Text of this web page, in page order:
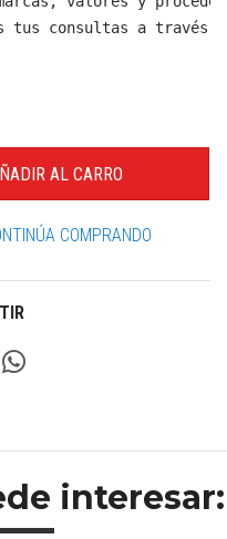
consultas a través
COMPRANDO
interesar: